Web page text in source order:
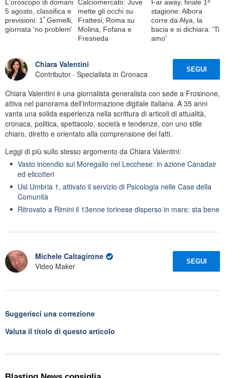
L'oroscopo di domani
5 agosto, classifica e
previsioni: 1ﾟGemelli,
giornata 'no problem'
Calciomercato: Juve
mette gli occhi su
Frattesi, Roma su
Molina, Fofana e
Fresneda
Far away, finale 1ª
stagione: Albora
corre da Alya, la
bacia e si dichiara: 'Ti
amo'
Chiara Valentini
Contributor · Specialista in Cronaca
SEGUI
Chiara Valentini è una giornalista generalista con sede a Frosinone,
attiva nel panorama dell’informazione digitale italiana. A 35 anni
vanta una solida esperienza nella scrittura di articoli di attualità,
cronaca, politica, spettacolo, società e tendenze, con uno stile
chiaro, diretto e orientato alla comprensione dei fatti.
Leggi di più sullo stesso argomento da Chiara Valentini:
Vasto incendio sul Moregallo nel Lecchese: in azione Canadair
ed elicotteri
Usl Umbria 1, attivato il servizio di Psicologia nelle Case della
Comunità
Ritrovato a Rimini il 13enne torinese disperso in mare: sta bene
Michele Caltagirone
Video Maker
SEGUI
Suggerisci una correzione
Valuta il titolo di questo articolo